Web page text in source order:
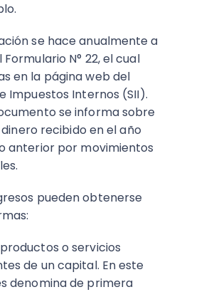
se hace anualmente a
N° 22, el cual
en la página web del
Impuestos Internos (SII).
se informa sobre
recibido en el año
anterior por movimientos
pueden obtenerse
o servicios
de un capital. En este
denomina de primera